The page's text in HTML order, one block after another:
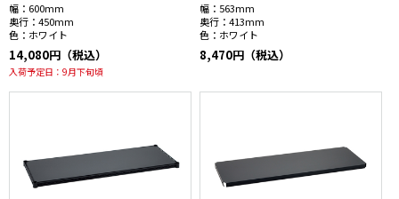
幅： 600mm
奥行： 450mm
色： ホワイト
14,080円（税込）
入荷予定日： 9月下旬頃
幅： 563mm
奥行： 413mm
色： ホワイト
8,470円（税込）